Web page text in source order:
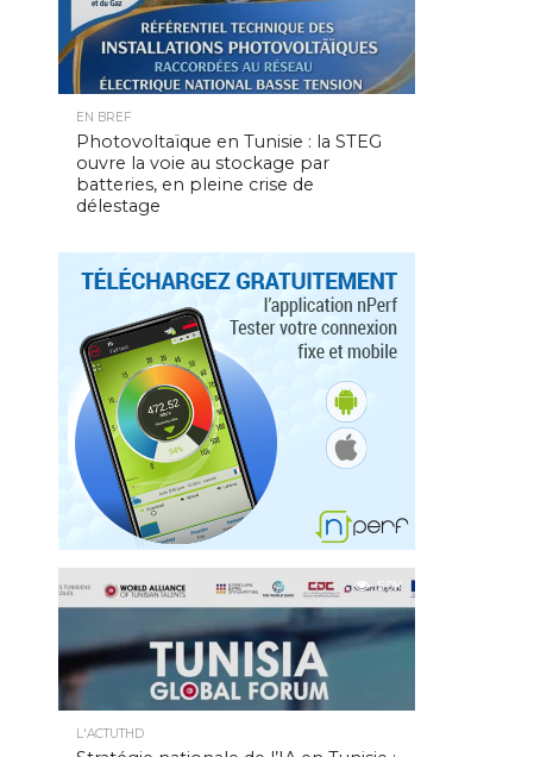
EN BREF
Photovoltaïque en Tunisie : la STEG
ouvre la voie au stockage par
batteries, en pleine crise de
délestage
5.0K
L'ACTUTHD